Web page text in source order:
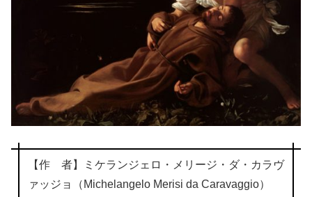
【作 者】ミケランジェロ・メリージ・ダ・カラヴ
ァッジョ（Michelangelo Merisi da Caravaggio）